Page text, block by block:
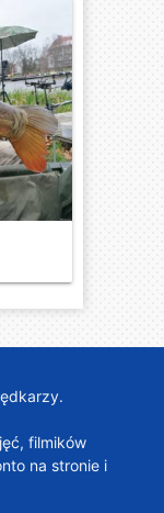
filmików
na stronie i